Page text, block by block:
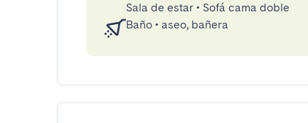
Sala de estar • Sofá cama doble
Baño • aseo, bañera